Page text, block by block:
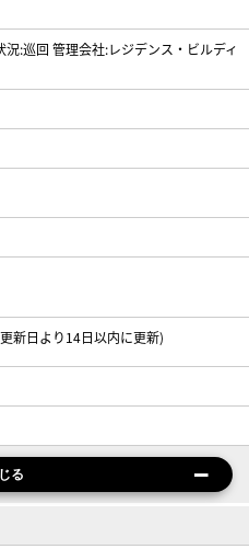
:巡回 管理会社:レジデンス・ビルディ
新日より14日以内に更新)
る